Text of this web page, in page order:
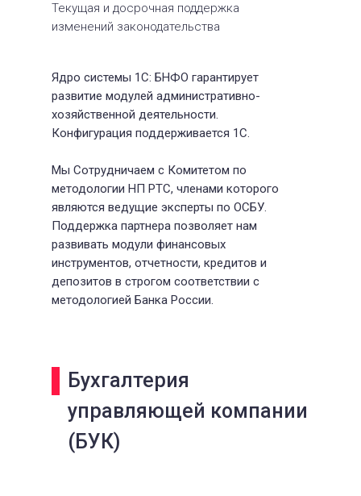
Текущая и досрочная поддержка
изменений законодательства
Ядро системы 1С: БНФО гарантирует
развитие модулей административно-
хозяйственной деятельности.
Конфигурация поддерживается 1С.
Мы Сотрудничаем с Комитетом по
методологии НП РТС, членами которого
являются ведущие эксперты по ОСБУ.
Поддержка партнера позволяет нам
развивать модули финансовых
инструментов, отчетности, кредитов и
депозитов в строгом соответствии с
методологией Банка России.
Бухгалтерия
управляющей компании
(БУК)